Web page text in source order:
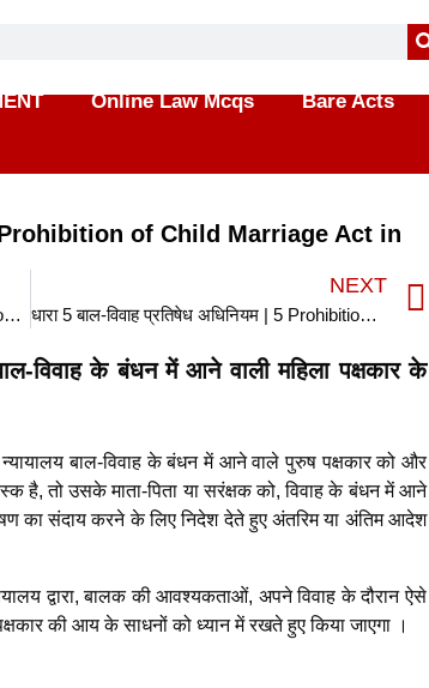
Online Law Mcqs Bare Acts
4 Prohibition of Child Marriage Act in
धारा 3 बाल-विवाह प्रतिषेध अधिनियम | 3 Prohibition of Child Marriage Act in hindi
NEXT
धारा 5 बाल-विवाह प्रतिषेध अधिनियम | 5 Prohibition of Child Marriage Act in hindi
विवाह के बंधन में आने वाली महिला पक्षकार के
बाल-विवाह के बंधन में आने वाले पुरुष पक्षकार को और
है, तो उसके माता-पिता या सरंक्षक को, विवाह के बंधन में आने
का संदाय करने के लिए निदेश देते हुए अंतरिम या अंतिम आदेश
द्वारा, बालक की आवश्यकताओं, अपने विवाह के दौरान ऐसे
की आय के साधनों को ध्यान में रखते हुए किया जाएगा ।